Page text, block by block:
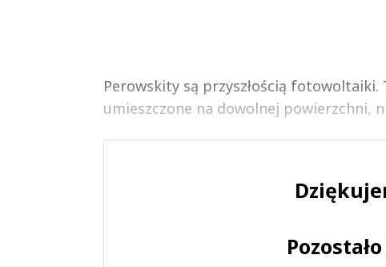
Perowskity są przyszłością
umieszczone na dowolnej powierzchni,